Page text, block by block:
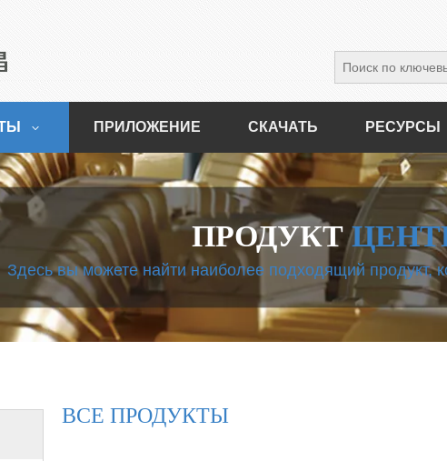
ПРИЛОЖЕНИЕ СКАЧАТЬ РЕСУРСЫ
ПРОДУКТ
Здесь вы можете найти наиболее подходящий продукт,
ВСЕ ПРОДУКТЫ